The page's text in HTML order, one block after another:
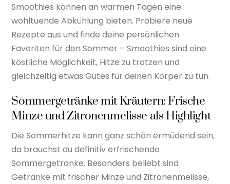
Smoothies können an warmen Tagen eine
wohltuende Abkühlung bieten. Probiere neue
Rezepte aus und finde deine persönlichen
Favoriten für den Sommer – Smoothies sind eine
köstliche Möglichkeit, Hitze zu trotzen und
gleichzeitig etwas Gutes für deinen Körper zu tun.
Sommergetränke mit Kräutern: Frische
Minze und Zitronenmelisse als Highlight
Die Sommerhitze kann ganz schön ermüdend sein,
da brauchst du definitiv erfrischende
Sommergetränke. Besonders beliebt sind
Getränke mit frischer Minze und Zitronenmelisse,